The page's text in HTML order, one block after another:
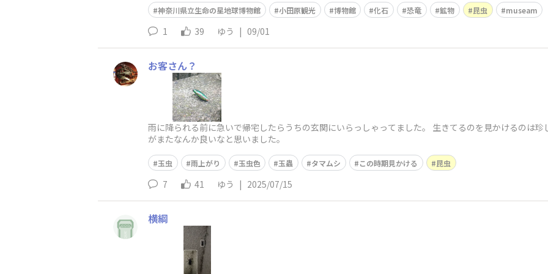
神奈川県立生命の星地球博物館 小田原観光 博物館 化石 恐竜 鉱物 昆虫 museam
1 39 ゆう | 09/01
お客さん？
雨に降られる前に急いで帰宅したらうちの玄関にいらっしゃってました。 生きてるのを見かけるのは
がまたなんか良いなと思いました。
玉虫 雨上がり 玉虫色 玉蟲 タマムシ この時期見かける 昆虫
7 41 ゆう | 2025/07/15
横綱